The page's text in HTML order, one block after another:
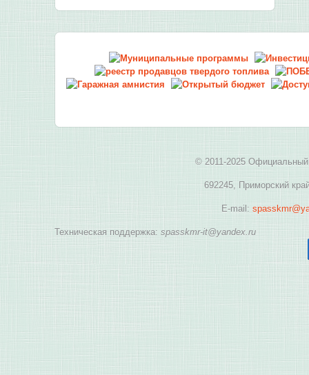
© 2011-2025 Официальный
692245, Приморский
E-mail:
Техническая поддержка: spasskmr-it@yandex.ru